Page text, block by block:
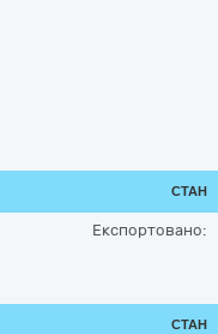
СТАН
Експортовано:
СТАН